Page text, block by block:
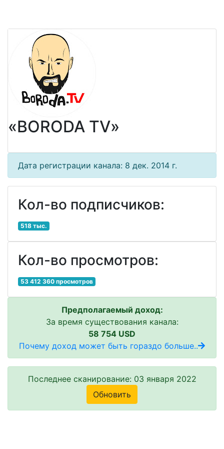
«BORODA TV»
Дата регистрации канала: 8 дек. 2014 г.
Кол-во подписчиков:
518 тыс.
Кол-во просмотров:
53 412 360 просмотров
Предполагаемый доход:
За время существования канала:
58 754 USD
Почему доход может быть гораздо больше..
Последнее сканирование: 03 января 2022
Обновить